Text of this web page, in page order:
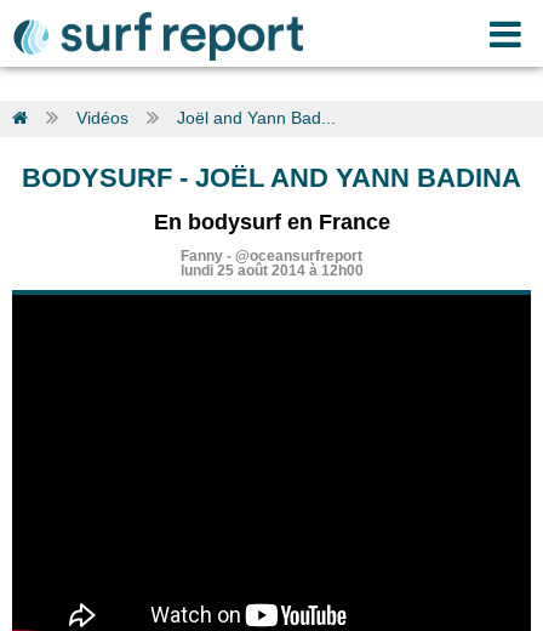
Vidéos Joël and Yann Bad...
BODYSURF - JOËL AND YANN BADINA
En bodysurf en France
Fanny - @oceansurfreport
lundi 25 août 2014 à 12h00